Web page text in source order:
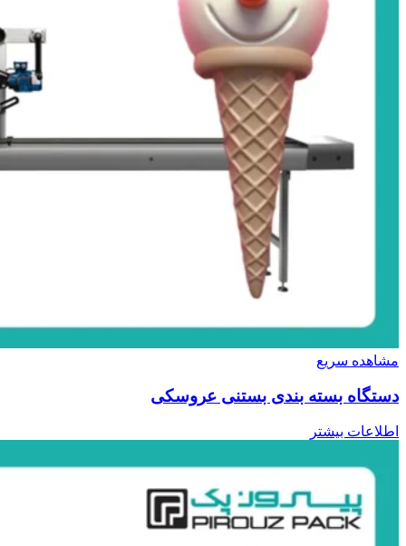
مشاهده سریع
دستگاه بسته بندی بستنی عروسکی
اطلاعات بیشتر